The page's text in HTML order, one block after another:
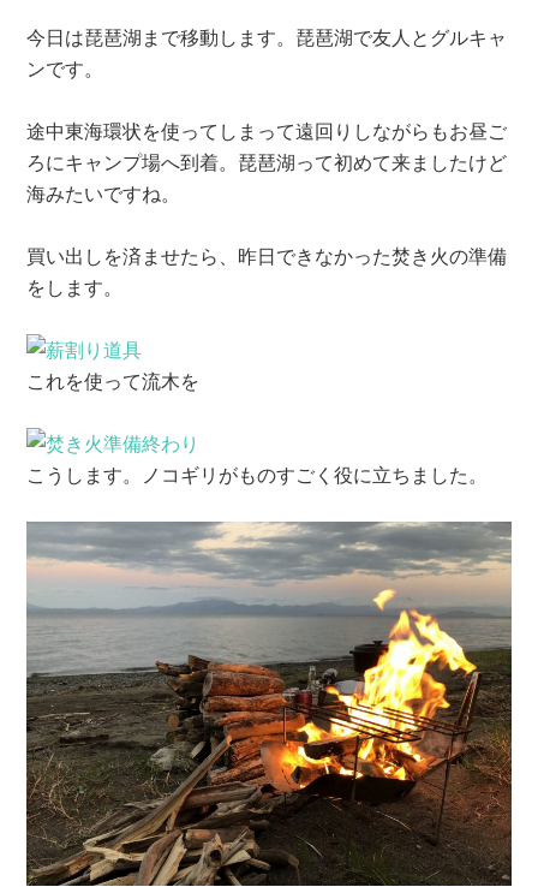
今日は琵琶湖まで移動します。琵琶湖で友人とグルキャ
ンです。
途中東海環状を使ってしまって遠回りしながらもお昼ご
ろにキャンプ場へ到着。琵琶湖って初めて来ましたけど
海みたいですね。
買い出しを済ませたら、昨日できなかった焚き火の準備
をします。
これを使って流木を
こうします。ノコギリがものすごく役に立ちました。